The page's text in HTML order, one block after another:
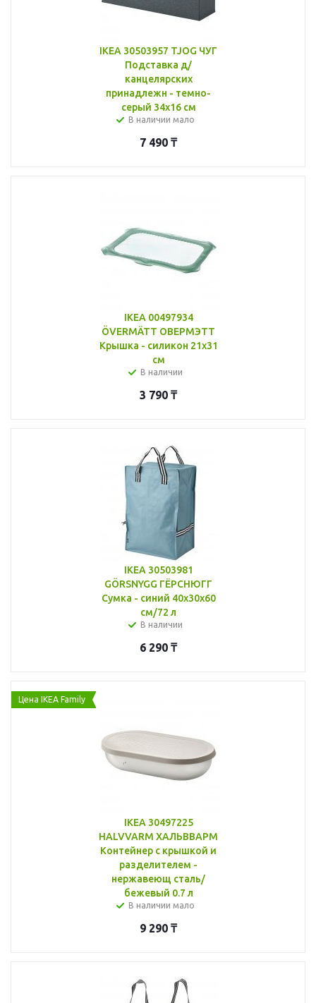
IKEA 30503957 TJOG ЧУГ
Подставка д/
канцелярских
принадлежн - темно-
серый 34x16 см
В наличии мало
7 490 ₸
IKEA 00497934
ÖVERMÄTT ОВЕРМЭТТ
Крышка - силикон 21x31
см
В наличии
3 790 ₸
IKEA 30503981
GÖRSNYGG ГЁРСНЮГГ
Сумка - синий 40x30x60
см/72 л
В наличии
6 290 ₸
Цена IKEA Family
IKEA 30497225
HALVVARM ХАЛЬВВАРМ
Контейнер с крышкой и
разделителем -
нержавеющ сталь/
бежевый 0.7 л
В наличии мало
9 290 ₸